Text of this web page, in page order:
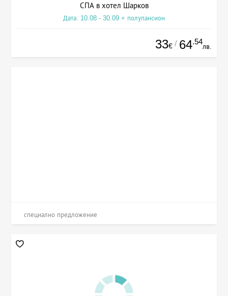
СПА в хотел Шарков
Дата: 10.08 - 30.09 + полупансион
33€ / 64.54
лв.
специално предложение